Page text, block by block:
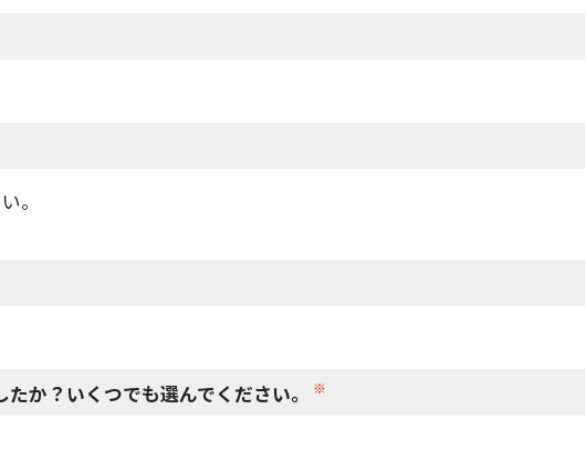
。
か？いくつでも選んでください。 ※